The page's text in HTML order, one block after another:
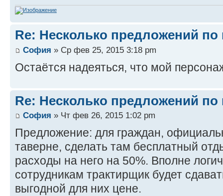
Re: Несколько предложений по
София » Ср фев 25, 2015 3:18 pm
Остаётся надеяться, что мой
Re: Несколько предложений по
София » Чт фев 26, 2015 1:02 pm
Предложение: для граждан,
таверне, сделать там бесплатный
расходы на него на 50%. Вполне
сотрудникам трактирщик будет
выгодной для них цене.